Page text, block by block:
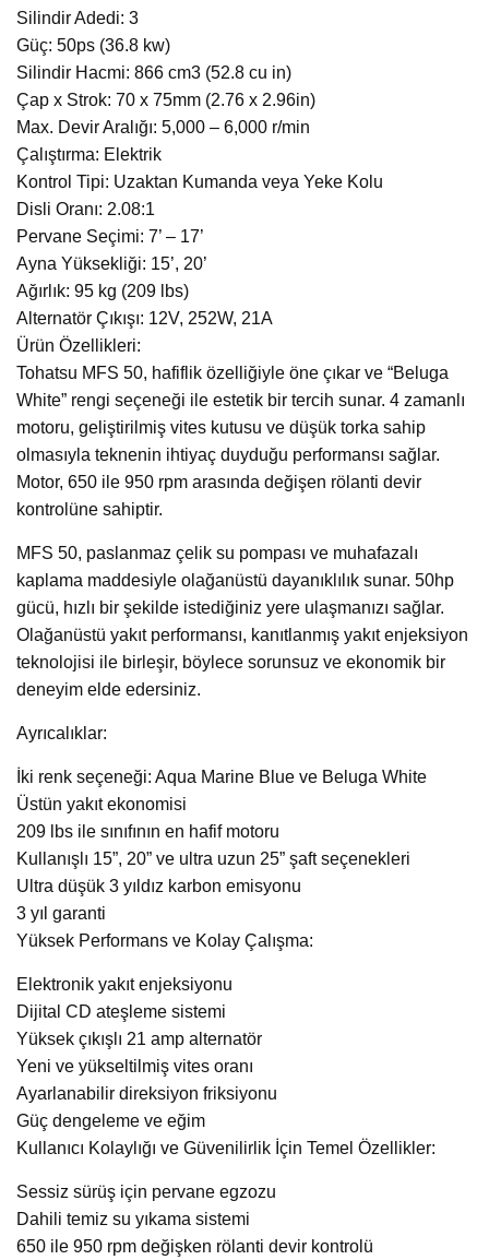
Silindir Adedi: 3
Güç: 50ps (36.8 kw)
Silindir Hacmi: 866 cm3 (52.8 cu in)
Çap x Strok: 70 x 75mm (2.76 x 2.96in)
Max. Devir Aralığı: 5,000 – 6,000 r/min
Çalıştırma: Elektrik
Kontrol Tipi: Uzaktan Kumanda veya Yeke Kolu
Disli Oranı: 2.08:1
Pervane Seçimi: 7’ – 17’
Ayna Yüksekliği: 15’, 20’
Ağırlık: 95 kg (209 lbs)
Alternatör Çıkışı: 12V, 252W, 21A
Ürün Özellikleri:
Tohatsu MFS 50, hafiflik özelliğiyle öne çıkar ve “Beluga
White” rengi seçeneği ile estetik bir tercih sunar. 4 zamanlı
motoru, geliştirilmiş vites kutusu ve düşük torka sahip
olmasıyla teknenin ihtiyaç duyduğu performansı sağlar.
Motor, 650 ile 950 rpm arasında değişen rölanti devir
kontrolüne sahiptir.
MFS 50, paslanmaz çelik su pompası ve muhafazalı
kaplama maddesiyle olağanüstü dayanıklılık sunar. 50hp
gücü, hızlı bir şekilde istediğiniz yere ulaşmanızı sağlar.
Olağanüstü yakıt performansı, kanıtlanmış yakıt enjeksiyon
teknolojisi ile birleşir, böylece sorunsuz ve ekonomik bir
deneyim elde edersiniz.
Ayrıcalıklar:
İki renk seçeneği: Aqua Marine Blue ve Beluga White
Üstün yakıt ekonomisi
209 lbs ile sınıfının en hafif motoru
Kullanışlı 15”, 20” ve ultra uzun 25” şaft seçenekleri
Ultra düşük 3 yıldız karbon emisyonu
3 yıl garanti
Yüksek Performans ve Kolay Çalışma:
Elektronik yakıt enjeksiyonu
Dijital CD ateşleme sistemi
Yüksek çıkışlı 21 amp alternatör
Yeni ve yükseltilmiş vites oranı
Ayarlanabilir direksiyon friksiyonu
Güç dengeleme ve eğim
Kullanıcı Kolaylığı ve Güvenilirlik İçin Temel Özellikler:
Sessiz sürüş için pervane egzozu
Dahili temiz su yıkama sistemi
650 ile 950 rpm değişken rölanti devir kontrolü